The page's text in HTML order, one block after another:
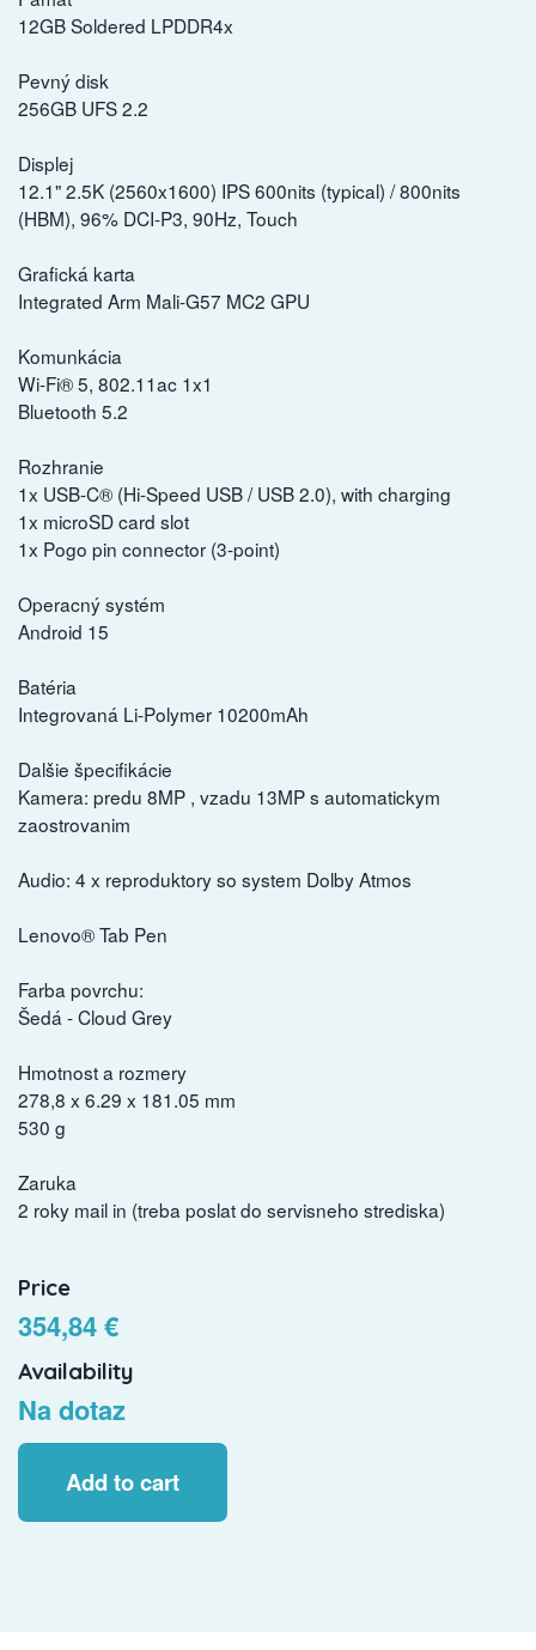
12GB Soldered LPDDR4x
Pevný disk
256GB UFS 2.2
Displej
12.1" 2.5K (2560x1600) IPS 600nits (typical) / 800nits
(HBM), 96% DCI-P3, 90Hz, Touch
Grafická karta
Integrated Arm Mali-G57 MC2 GPU
Komunkácia
Wi-Fi® 5, 802.11ac 1x1
Bluetooth 5.2
Rozhranie
1x USB-C® (Hi-Speed USB / USB 2.0), with charging
1x microSD card slot
1x Pogo pin connector (3-point)
Operacný systém
Android 15
Batéria
Integrovaná Li-Polymer 10200mAh
Dalšie špecifikácie
Kamera: predu 8MP , vzadu 13MP s automatickym
zaostrovanim
Audio: 4 x reproduktory so system Dolby Atmos
Lenovo® Tab Pen
Farba povrchu:
Šedá - Cloud Grey
Hmotnost a rozmery
278,8 x 6.29 x 181.05 mm
530 g
Zaruka
2 roky mail in (treba poslat do servisneho strediska)
Price
354,84 €
Availability
Na dotaz
Add to cart